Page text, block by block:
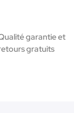
garantie et
gratuits